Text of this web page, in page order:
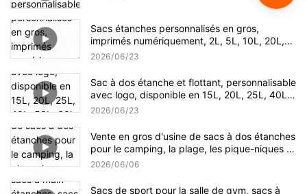
Sacs étanches personnalisés en gros,
imprimés numériquement, 2L, 5L, 10L, 20L,
30L
2026 06 23
Sac à dos étanche et flottant, personnalisable
avec logo, disponible en 15L, 20L, 25L, 40L,
50L, 60L et 80L, idéal pour la pêche et la
2026 06 23
Vente en gros d'usine de sacs à dos étanches
pour le camping, la plage, les pique-niques et
la randonnée.
2026 06 06
Sacs de sport pour la salle de gym, sacs à